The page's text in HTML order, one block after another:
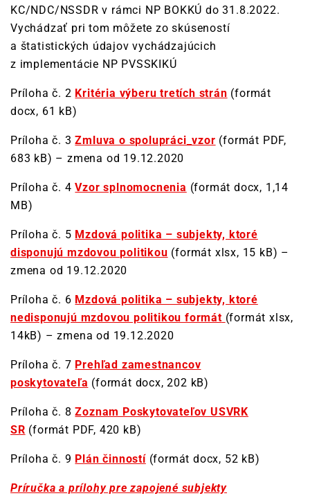
KC/NDC/NSSDR v rámci NP BOKKÚ do 31.8.2022.
Vychádzať pri tom môžete zo skúseností
a štatistických údajov vychádzajúcich
z implementácie NP PVSSKIKÚ
Príloha č. 2 Kritéria výberu tretích strán (formát
docx, 61 kB)
Príloha č. 3Zmluva o spolupráci_vzor (formát PDF,
683 kB) – zmena od 19.12.2020
Príloha č. 4Vzor splnomocnenia (formát docx, 1,14
MB)
Príloha č. 5 Mzdová politika – subjekty, ktoré
disponujú mzdovou politikou (formát xlsx, 15 kB) –
zmena od 19.12.2020
Príloha č. 6 Mzdová politika – subjekty, ktoré
nedisponujú mzdovou politikou formát (formát xlsx,
14kB) – zmena od 19.12.2020
Príloha č. 7 Prehľad zamestnancov
poskytovateľa (formát docx, 202 kB)
Príloha č. 8Zoznam Poskytovateľov USVRK
SR (formát PDF, 420 kB)
Príloha č. 9 Plán činností(formát docx, 52 kB)
Príručka a prílohy pre zapojené subjekty